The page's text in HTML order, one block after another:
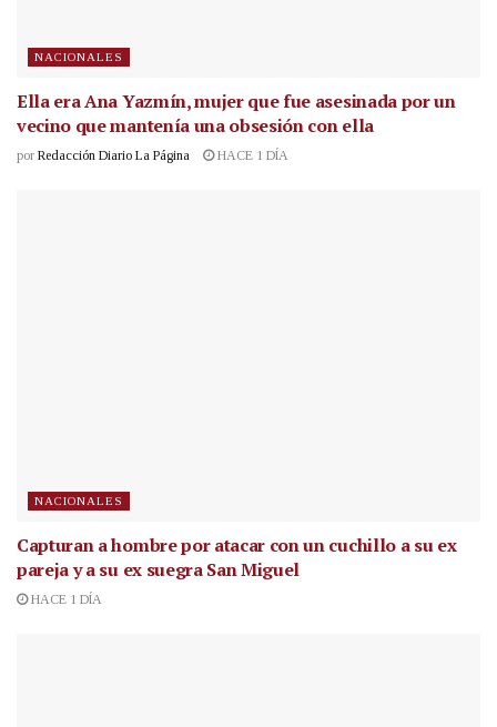
NACIONALES
Ella era Ana Yazmín, mujer que fue asesinada por un
vecino que mantenía una obsesión con ella
por Redacción Diario La Página HACE 1 DÍA
NACIONALES
Capturan a hombre por atacar con un cuchillo a su ex
pareja y a su ex suegra San Miguel
HACE 1 DÍA